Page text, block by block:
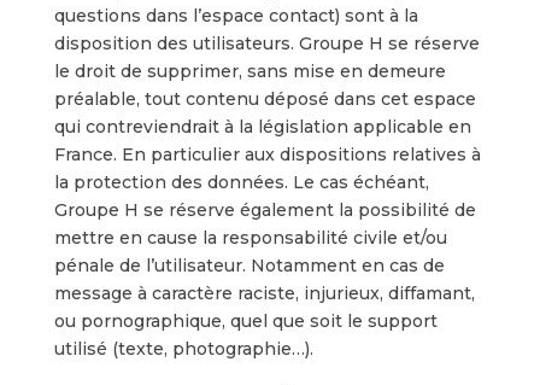
questions dans l’espace contact) sont à la
disposition des utilisateurs. Groupe H se réserve
le droit de supprimer, sans mise en demeure
préalable, tout contenu déposé dans cet espace
qui contreviendrait à la législation applicable en
France. En particulier aux dispositions relatives à
la protection des données. Le cas échéant,
Groupe H se réserve également la possibilité de
mettre en cause la responsabilité civile et/ou
pénale de l’utilisateur. Notamment en cas de
message à caractère raciste, injurieux, diffamant,
ou pornographique, quel que soit le support
utilisé (texte, photographie…).